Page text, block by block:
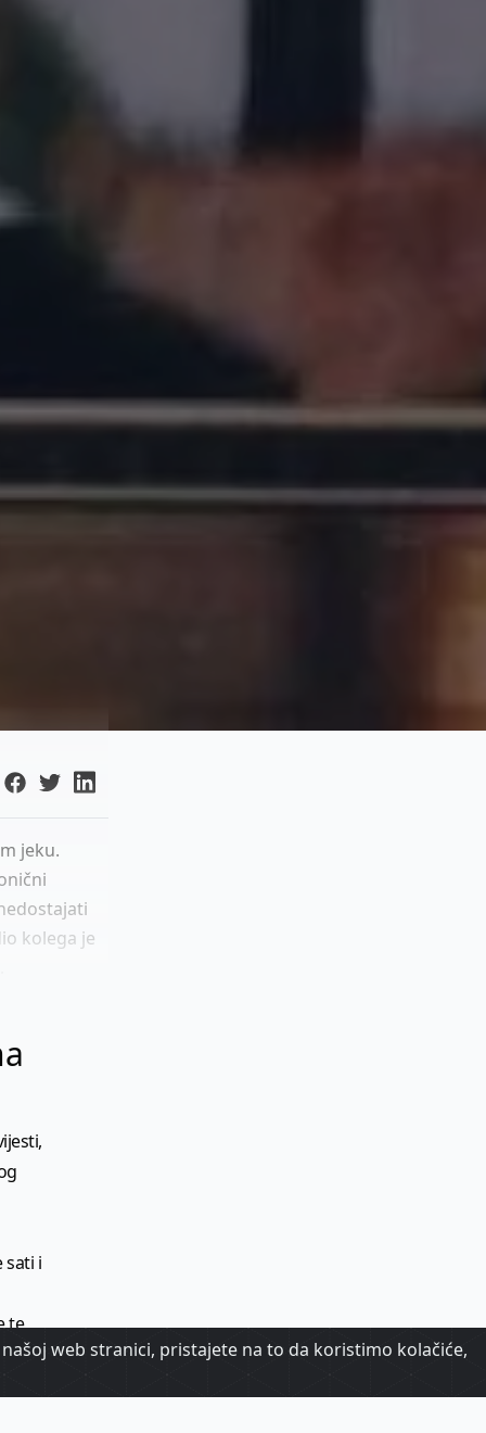
jeku.
kolega je
sati i
te
web stranici, pristajete na to da koristimo kolačiće,